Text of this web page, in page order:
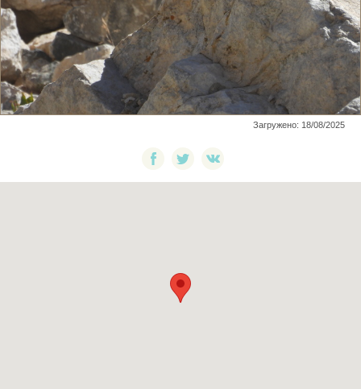
Загружено: 18/08/2025